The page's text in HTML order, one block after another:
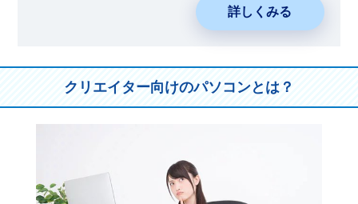
詳しくみる
クリエイター向けのパソコンとは？